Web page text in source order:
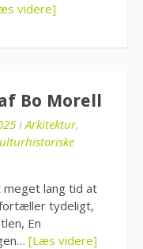
videre]
Bo Morell
i Arkitektur,
meget lang tid at
tydeligt,
En
[Læs videre]